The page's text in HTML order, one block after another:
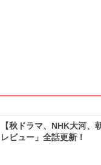
【秋ドラマ、NHK大河、
レビュー」全話更新！